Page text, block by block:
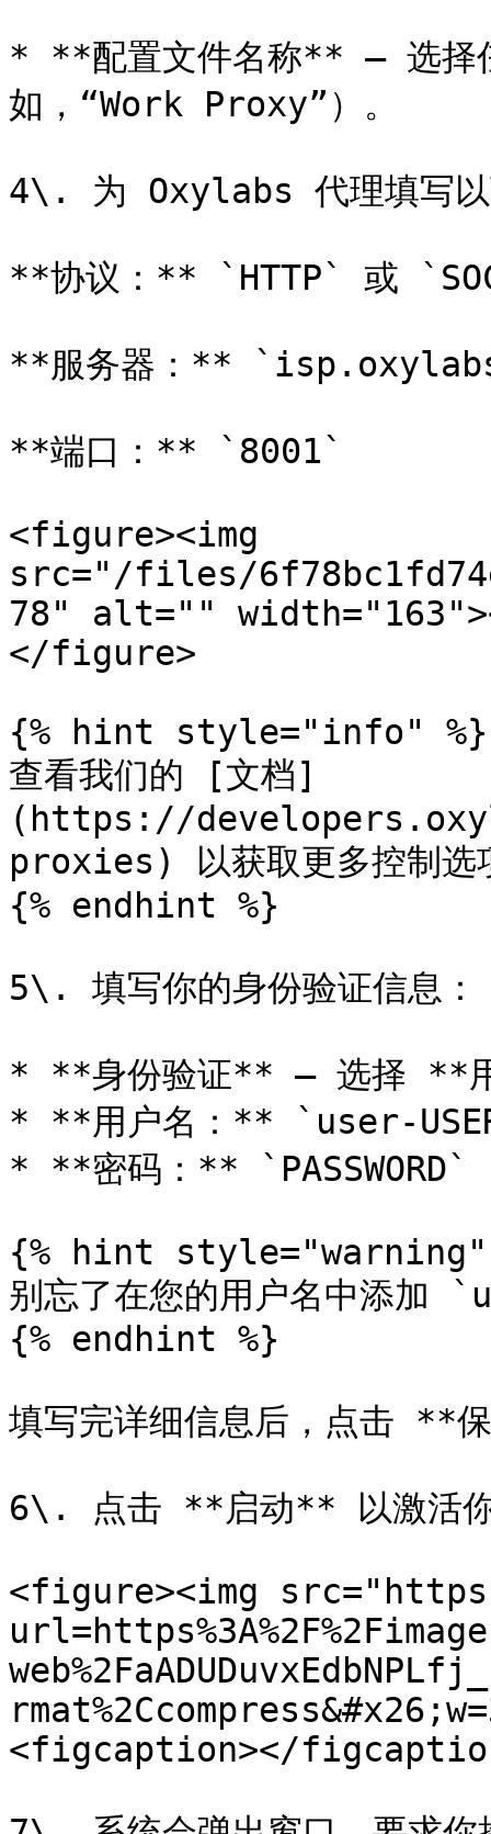
* **配置文件名称** – 选择
如，“Work Proxy”）。
4\. 为 Oxylabs 代理填写以
**协议：** `HTTP` 或
**服务器：**
**端口：** `8001`
<figure><img
src="/files/
78" alt=""
</figure>
{% hint style="info" %}
查看我们的 [文档]
(https://
proxies) 以获取更多控制选
{% endhint %}
5\. 填写你的身份验证信息：
* **身份验证** – 选择 **用
* **用户名：** `user-
* **密码：** `PASSWORD`
{% hint style="warning"
别忘了在您的用户名中添加
{% endhint %}
填写完详细信息后，点击 **
6\. 点击 **启动** 以激活你
<figure><img
<figcaption></